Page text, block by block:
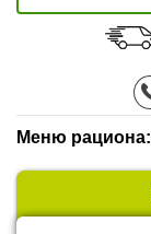
Меню рациона: